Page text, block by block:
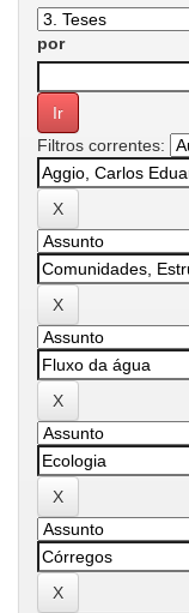
por
Filtros correntes: